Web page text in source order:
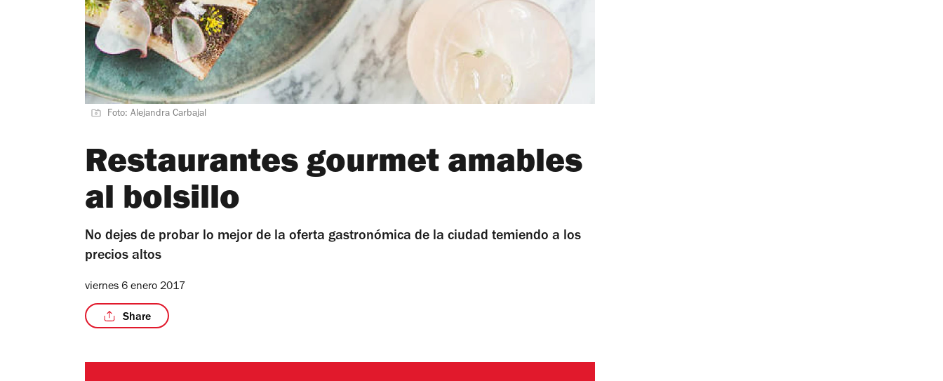
Foto: Alejandra Carbajal
Restaurantes gourmet amables
al bolsillo
No dejes de probar lo mejor de la oferta gastronómica de la ciudad temiendo a los
precios altos
viernes 6 enero 2017
Share